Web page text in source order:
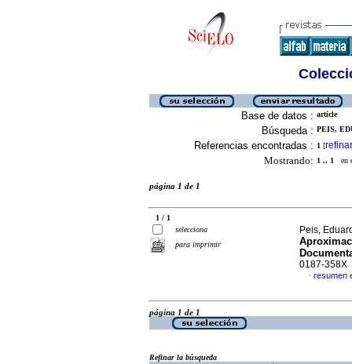
Base de datos : article
Búsqueda : PEIS,
Referencias encontradas : 1 [refinar
Mostrando: 1 .. 1 en
página 1 de 1
1 / 1
selecciona
para imprimir
Peis,
0187-358X
· resumen
página 1 de 1
Refinar la búsqueda